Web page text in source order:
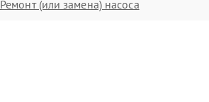
Ремонт (или замена) насоса